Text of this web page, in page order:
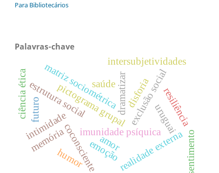
Para Bibliotecários
Palavras-chave
exclusão social
imunidade psíquica
pictograma grupal
dramatizar
matriz sociométrica
realidade externa
estrutura social
amor
intimidade resiliência
saúde
intersubjetividades
coconsciente
ciência ética uruguai
memória emoção
disforia
sentimento
humor
futuro